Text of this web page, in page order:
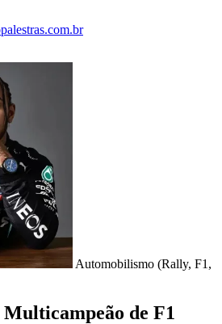
Automobilismo (Rally, F1,
Multicampeão de F1